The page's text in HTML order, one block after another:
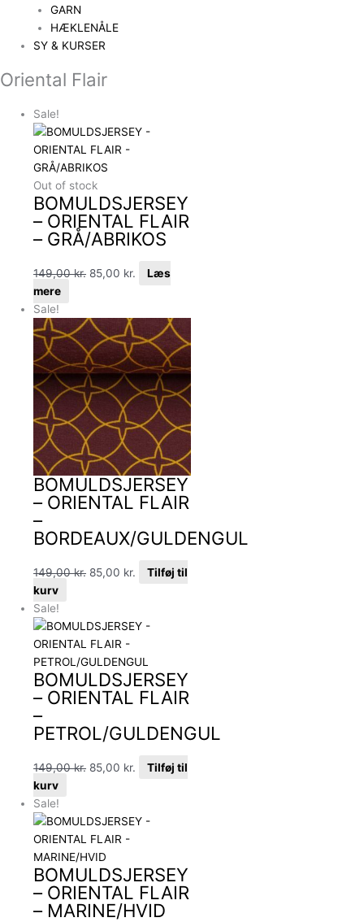
GARN
HÆKLENÅLE
SY & KURSER
Oriental Flair
Sale!
Out of stock
BOMULDSJERSEY
– ORIENTAL FLAIR
– GRÅ/ABRIKOS
149,00kr. 85,00 kr.
Læs
mere
Sale!
BOMULDSJERSEY
– ORIENTAL FLAIR
–
BORDEAUX/GULDENGUL
149,00kr. 85,00 kr.
Tilføj til
kurv
Sale!
BOMULDSJERSEY
– ORIENTAL FLAIR
–
PETROL/GULDENGUL
149,00kr. 85,00 kr.
Tilføj til
kurv
Sale!
BOMULDSJERSEY
– ORIENTAL FLAIR
– MARINE/HVID